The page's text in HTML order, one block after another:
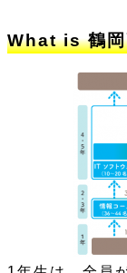
What is 鶴